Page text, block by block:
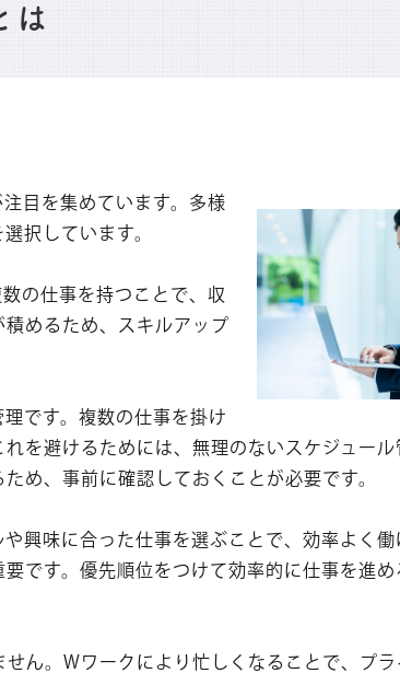
は
目を集めています。多様
択しています。
の仕事を持つことで、収
めるため、スキルアップ
です。複数の仕事を掛け
を避けるためには、無理のないスケジュール
め、事前に確認しておくことが必要です。
興味に合った仕事を選ぶことで、効率よく
です。優先順位をつけて効率的に仕事を進め
ん。Wワークにより忙しくなることで、プ